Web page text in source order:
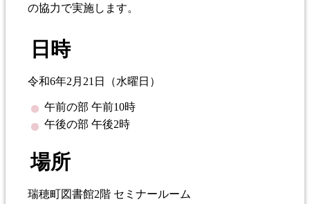
の協力で実施します。
日時
令和6年2月21日（水曜日）
午前の部 午前10時
午後の部 午後2時
場所
瑞穂町図書館2階 セミナールーム